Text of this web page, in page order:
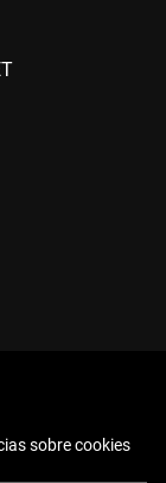
sobre cookies